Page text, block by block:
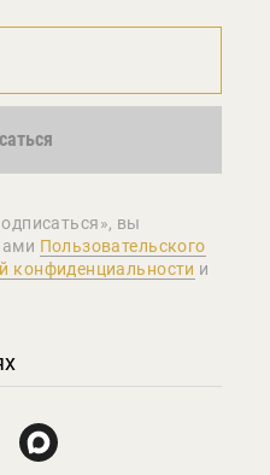
вы
Пользовательского
конфиденциальности и